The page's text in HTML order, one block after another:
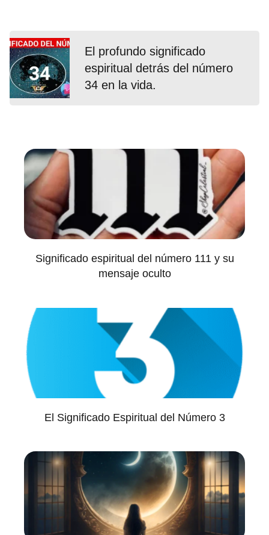
El profundo significado
espiritual detrás del número
34 en la vida.
Significado espiritual del número 111 y su
mensaje oculto
El Significado Espiritual del Número 3